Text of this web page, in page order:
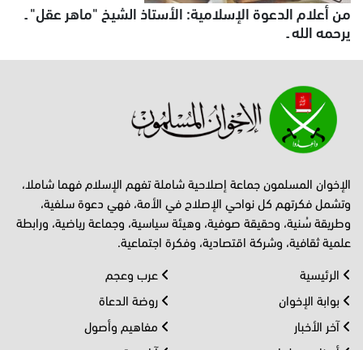
من أعلام الدعوة الإسلامية: الأستاذ الشيخ "ماهر عقل" ـ
يرحمه الله ـ
الإخوان المسلمون جماعة إصلاحية شاملة تفهم الإسلام فهما شاملا،
وتشمل فكرتهم كل نواحي الإصلاح في الأمة، فهي دعوة سلفية،
وطريقة سُنية، وحقيقة صوفية، وهيئة سياسية، وجماعة رياضية، ورابطة
علمية ثقافية، وشركة اقتصادية، وفكرة اجتماعية.
الرئيسية
بوابة الإخوان
آخر الأخبار
عرب وعجم
روضة الدعاة
مفاهيم وأصول